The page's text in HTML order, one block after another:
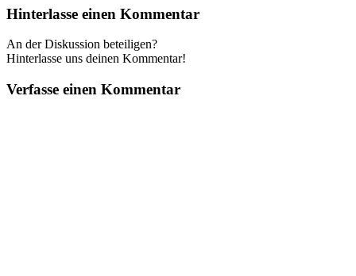
Hinterlasse einen Kommentar
An der Diskussion beteiligen?
Hinterlasse uns deinen Kommentar!
Verfasse einen Kommentar